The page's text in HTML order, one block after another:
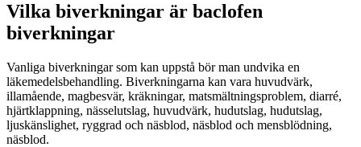
Vilka biverkningar är baclofen
biverkningar
Vanliga biverkningar som kan uppstå bör man undvika en
läkemedelsbehandling. Biverkningarna kan vara huvudvärk,
illamående, magbesvär, kräkningar, matsmältningsproblem, diarré,
hjärtklappning, nässelutslag, huvudvärk, hudutslag, hudutslag,
ljuskänslighet, ryggrad och näsblod, näsblod och mensblödning,
näsblod.